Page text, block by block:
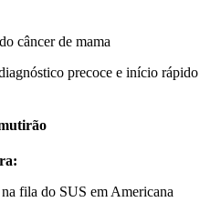
câncer de mama
precoce e início rápido
fila do SUS em Americana